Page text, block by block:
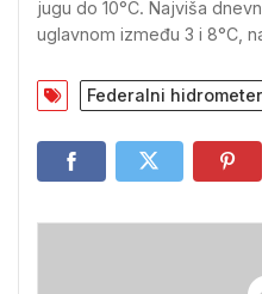
jugu do 10°C. Najviša
uglavnom između 3 i 8°C,
Federalni